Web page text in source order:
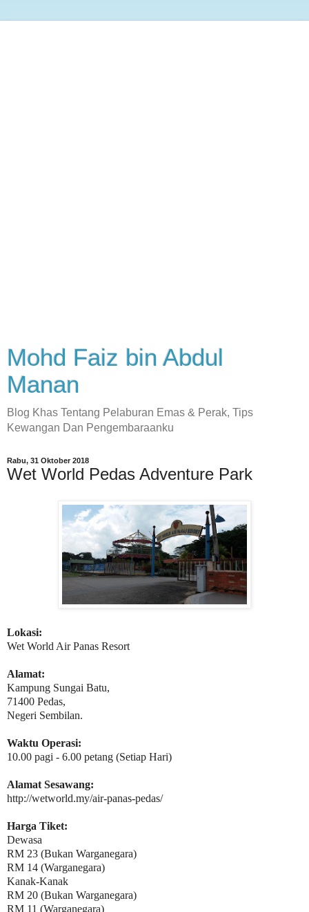
Mohd Faiz bin Abdul
Manan
Blog Khas Tentang Pelaburan Emas & Perak, Tips
Kewangan Dan Pengembaraanku
Rabu, 31 Oktober 2018
Wet World Pedas Adventure Park
Lokasi:
Wet World Air Panas Resort
Alamat:
Kampung Sungai Batu,
71400 Pedas,
Negeri Sembilan.
Waktu Operasi:
10.00 pagi - 6.00 petang (Setiap Hari)
Alamat Sesawang:
http://wetworld.my/air-panas-pedas/
Harga Tiket:
Dewasa
RM 23 (Bukan Warganegara)
RM 14 (Warganegara)
Kanak-Kanak
RM 20 (Bukan Warganegara)
RM 11 (Warganegara)